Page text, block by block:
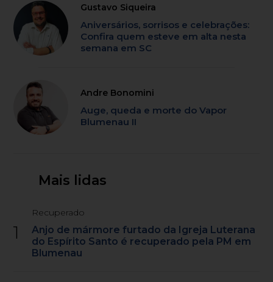
Gustavo Siqueira
Aniversários, sorrisos e celebrações:
Confira quem esteve em alta nesta
semana em SC
Andre Bonomini
Auge, queda e morte do Vapor
Blumenau II
Mais lidas
1
Recuperado
Anjo de mármore furtado da Igreja Luterana
do Espírito Santo é recuperado pela PM em
Blumenau